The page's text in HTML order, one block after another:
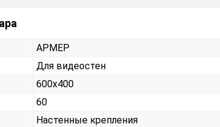
АРМЕР
Для видеостен
600х400
60
Настенные крепления